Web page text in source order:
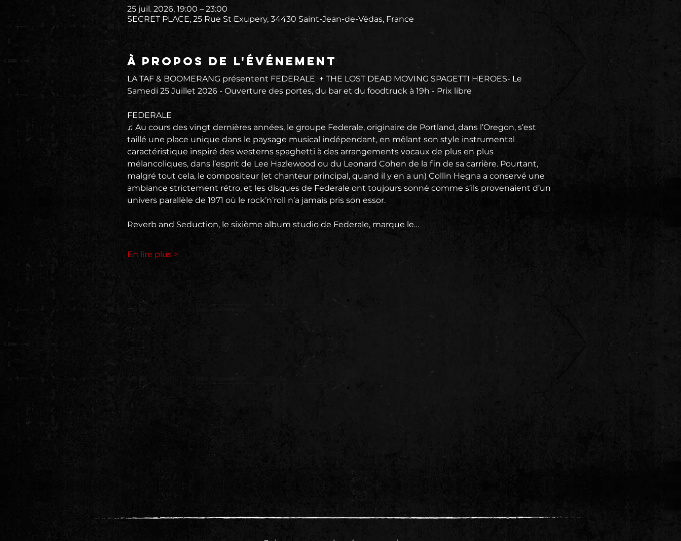
25 juil. 2026, 19:00 – 23:00
SECRET PLACE, 25 Rue St Exupery, 34430 Saint-Jean-de-Védas, France
À propos de l'événement
LA TAF & BOOMERANG présentent FEDERALE  + THE LOST DEAD MOVING SPAGETTI HEROES- Le
Samedi 25 Juillet 2026 - Ouverture des portes, du bar et du foodtruck à 19h - Prix libre
FEDERALE
♫ Au cours des vingt dernières années, le groupe Federale, originaire de Portland, dans l’Oregon, s’est
taillé une place unique dans le paysage musical indépendant, en mêlant son style instrumental
caractéristique inspiré des westerns spaghetti à des arrangements vocaux de plus en plus
mélancoliques, dans l’esprit de Lee Hazlewood ou du Leonard Cohen de la fin de sa carrière. Pourtant,
malgré tout cela, le compositeur (et chanteur principal, quand il y en a un) Collin Hegna a conservé une
ambiance strictement rétro, et les disques de Federale ont toujours sonné comme s’ils provenaient d’un
univers parallèle de 1971 où le rock’n’roll n’a jamais pris son essor.
Reverb and Seduction, le sixième album studio de Federale, marque le…
En lire plus >